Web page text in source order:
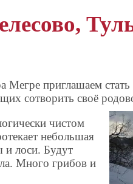
Мегре приглашаем
сотворить своё
чистом
небольшая
и лоси. Будут
Много грибов и